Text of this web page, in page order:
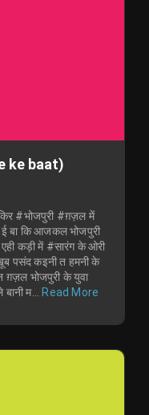
ke baat)
#भोजपुरी #ग़ज़ल में
बा कि आजकल भोजपुरी
कड़ी में #सारंग के ओरी
पसंद कइनी त हमनी के
ग़ज़ल भोजपुरी के युवा
म... Read More